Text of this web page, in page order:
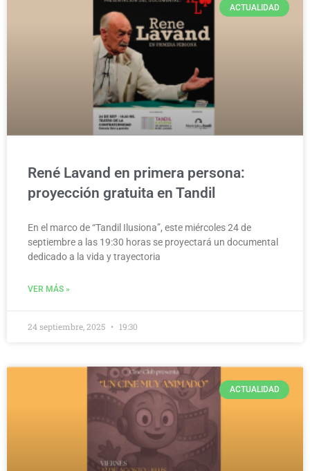
ACTUALIDAD
René Lavand en primera persona:
proyección gratuita en Tandil
En el marco de “Tandil Ilusiona”, este miércoles 24 de
septiembre a las 19:30 horas se proyectará un documental
dedicado a la vida y trayectoria
VER MÁS »
24 septiembre, 2025 19:30
ACTUALIDAD